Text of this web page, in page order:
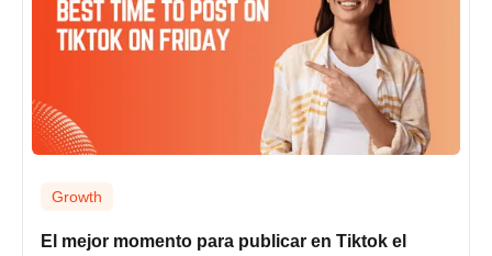
Growth
El mejor momento para publicar en Tiktok el